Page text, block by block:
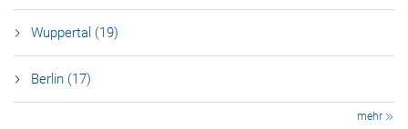
Wuppertal (19)
Berlin (17)
mehr